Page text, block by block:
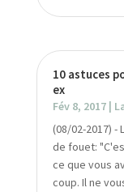
10 astuces
ex
Fév 8, 2017|
(08/02-2017) -
de fouet:
ce que vous
coup. Il ne